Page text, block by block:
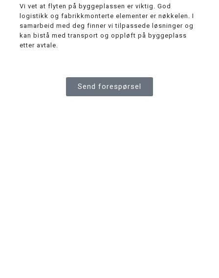
Vi vet at flyten på byggeplassen er viktig. God
logistikk og fabrikkmonterte elementer er nøkkelen. I
samarbeid med deg finner vi tilpassede løsninger og
kan bistå med transport og oppløft på byggeplass
etter avtale.
Send forespørsel